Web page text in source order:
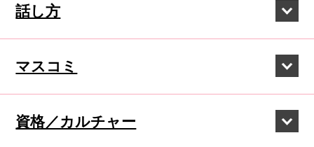
話し方
マスコミ
資格／カルチャー